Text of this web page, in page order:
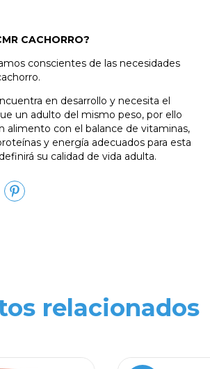
CACHORRO?
conscientes de las necesidades
en desarrollo y necesita el
un adulto del mismo peso, por ello
alimento con el balance de vitaminas,
y energía adecuados para esta
su calidad de vida adulta.
relacionados